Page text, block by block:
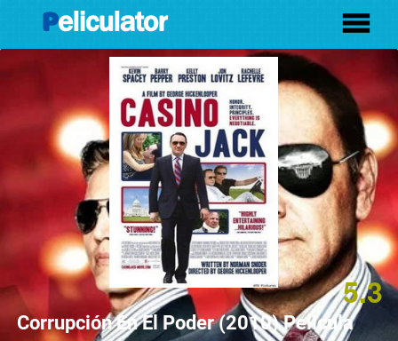
Corrupción En El Poder (2010) Película
5.3